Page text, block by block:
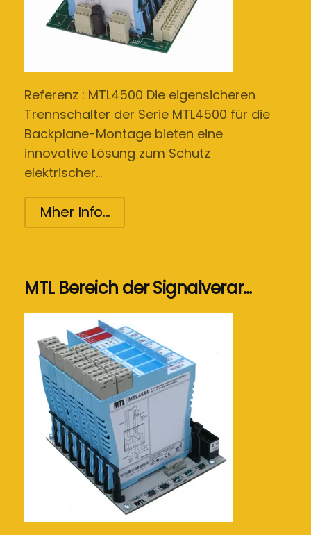
Referenz : MTL4500 Die eigensicheren
Trennschalter der Serie MTL4500 für die
Backplane-Montage bieten eine
innovative Lösung zum Schutz
elektrischer…
Mher Info...
MTL Bereich der Signalverar…